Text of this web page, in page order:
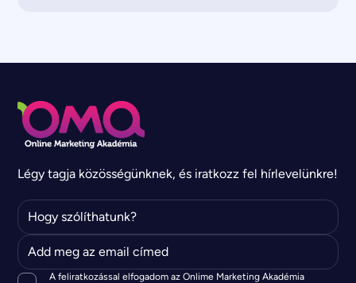
Légy tagja közösségünknek, és iratkozz fel hírlevelünkre!
A feliratkozással elfogadom az Onlime Marketing Akadémia